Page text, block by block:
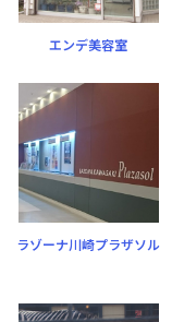
エンデ美容室
ラゾーナ川崎プラザソル